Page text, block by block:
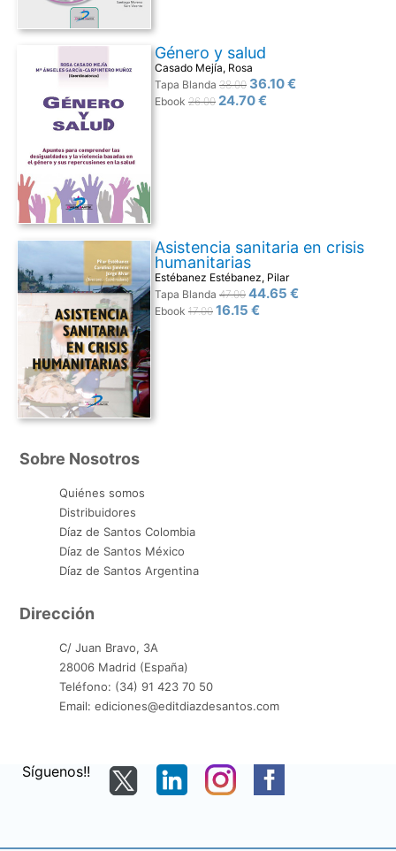
Género y salud
Casado Mejía, Rosa
Tapa Blanda 38.00 36.10 €
Ebook 26.00 24.70 €
Asistencia sanitaria en crisis
humanitarias
Estébanez Estébanez, Pilar
Tapa Blanda 47.00 44.65 €
Ebook 17.00 16.15 €
Sobre Nosotros
Quiénes somos
Distribuidores
Díaz de Santos Colombia
Díaz de Santos México
Díaz de Santos Argentina
Dirección
C/ Juan Bravo, 3A
28006 Madrid (España)
Teléfono: (34) 91 423 70 50
Email: ediciones@editdiazdesantos.com
Síguenos!!